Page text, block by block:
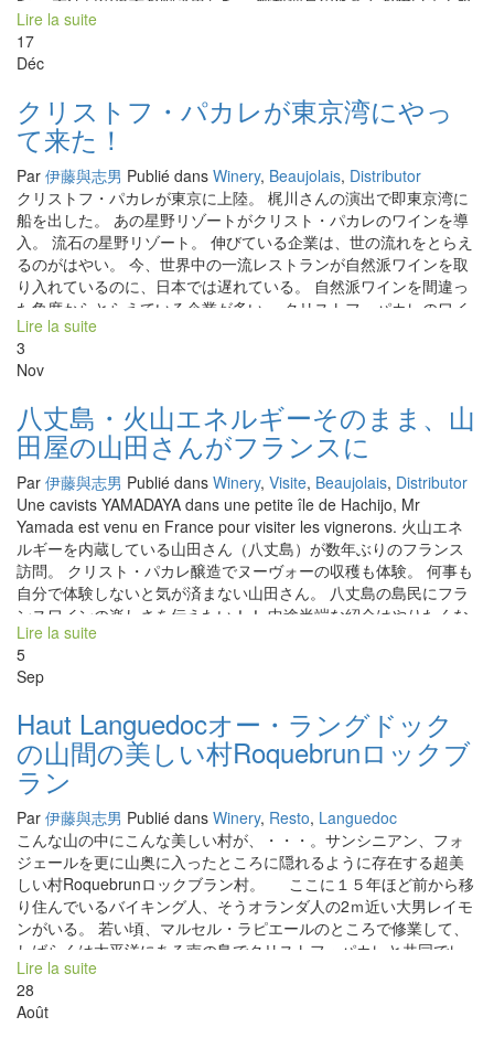
多くの人が集まった時の写真を添付しておきます。 メリメロ
の宗像さんも駆けつけていました。 偶然でしたがロワールのフィ
リップ・テシエやボジョレのクリストフ・パカレも参加してい
た。 勝山さんがワインに注いだ愛の量だけ、多くの人に愛されて
いる勝山さんだった。
るもんじ焼、お好み焼き、焼きそば。 クリストが自分のヌーヴォ
ーを開ける。 ジワジワと焼けてくるお好み焼きにクリストフ・ヌ
ーヴォーを合わせる。 日常あまり逢えない“志”の共通な
屋形船で東京の日常を離れて、夜景になった雑踏を眺めながらヌ
ーヴォーを楽しむのもいいもですよ！！
Lire la suite
17
Déc
クリストフ・パカレが東京湾にやっ
て来た！
Par 伊藤與志男 Publié dans Winery, Beaujolais, Distributor
クリストフ・パカレが東京に上陸。 梶川さんの演出で即東京湾に
船を出した。 あの星野リゾートがクリスト・パカレのワインを導
入。 流石の星野リゾート。 伸びている企業は、世の流れをとらえ
るのがはやい。 今、世界中の一流レストランが自然派ワインを取
り入れているのに、日本では遅れている。 自然派ワインを間違っ
た角度からとらえている企業が多い。 クリストフ・パカレのワイ
ンのように、安定した自然派ワインも沢山ありますよ。 クリスト
フは宮古島の星野リゾートで一仕事を終えて東京に上陸。 ザ・ニ
ッポンのお好み焼き、焼きソバを東京の夜景と一緒に楽しんでい
Lire la suite
3
Nov
八丈島・火山エネルギーそのまま、山
田屋の山田さんがフランスに
Par 伊藤與志男 Publié dans Winery, Visite, Beaujolais, Distributor
Une cavists YAMADAYA dans une petite île de Hachijo, Mr
Yamada est venu en France pour visiter les vignerons. 火山エネ
ルギーを内蔵している山田さん（八丈島）が数年ぶりのフランス
訪問。 クリスト・パカレ醸造でヌーヴォーの収穫も体験。 何事も
自分で体験しないと気が済まない山田さん。 八丈島の島民にフラ
ンスワインの楽しさを伝えたい！！ 中途半端な紹介はやりたくな
い。 スタッフの矢島さんをも連れてやって来た。 このフランス
ツアーでの収穫を語りながらのワイン会を八丈島で開催！ 凄い
ですね！ 行動派！山田屋。 やっぱり、本当に美味しいものを、自
て、どんな気持ちで造っているのか？人となりも理解し合うこと
は大切。 本物を伝える Passion が凄い！ここのワインの事はどん
な有名なソムリエさんよりも詳しく知っている。この自信。 山田
さん、矢島さんの言葉には説得力がある。
Lire la suite
5
Sep
Haut Languedocオー・ラングドック
の山間の美しい村Roquebrunロックブ
ラン
Par 伊藤與志男 Publié dans Winery, Resto, Languedoc
こんな山の中にこんな美しい村が、・・・。サンシニアン、フォ
ジェールを更に山奥に入ったところに隠れるように存在する超美
しい村Roquebrunロックブラン村。 ここに１５年ほど前から移
り住んでいるバイキング人、そうオランダ人の2ｍ近い大男レイモ
ンがいる。 若い頃、マルセル・ラピエールのところで修業して、
しばらくは太平洋にある南の島でクリストフ・パカレと共同でレ
ストランをやっていた。 今は、この村に住み着いてワイン屋兼ビ
ストロSt Martinサン・マルタンを経営している。 一時期、スペイ
ンのイベリコに行って現地の農家と組んで生ハムを造っていたこ
Lire la suite
28
Août